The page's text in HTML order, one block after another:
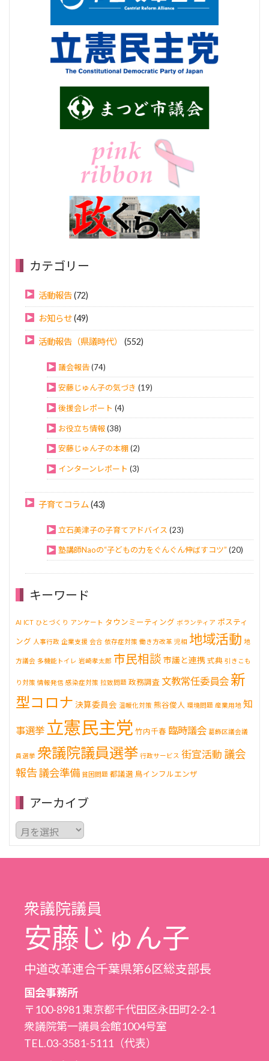
カテゴリー
活動報告(72)
お知らせ(49)
活動報告（県議時代） (552)
議会報告(74)
安藤じゅん子の気づき (19)
後援会レポート (4)
お役立ち情報(38)
安藤じゅん子の本棚(2)
インターンレポート (3)
子育てコラム (43)
立石美津子の子育てアドバイス (23)
塾講師Naoの“子どもの力をぐんぐん伸ばすコツ” (20)
キーワード
AI ICT ひとづくり アンケート タウンミーティング ボランティア ポスティ
ング 人事行政 企業支援 会合 依存症対策 働き方改革 児相 地域活動 地
方議会 多機能トイレ 岩崎孝太郎 市民相談 市議と連携 式典 引きこも
り対策 情報発信 感染症対策 拉致問題 政務調査 文教常任委員会 新
型コロナ 決算委員会 温暖化対策 熊谷俊人 環境問題 産業用地 知
事選挙 立憲民主党 竹内千春 臨時議会 葛飾区議会議
員選挙 衆議院議員選挙 行政サービス 街宣活動 議会
報告議会準備 貧困問題 都議選 鳥インフルエンザ
アーカイブ
ア
ー
イ
衆議院議員
安藤じゅん子
中道改革連合千葉県第6区総支部長
国会事務所
〒100-8981 東京都千代田区永田町2-2-1
衆議院第一議員会館1004号室
TEL.03-3581-5111（代表）